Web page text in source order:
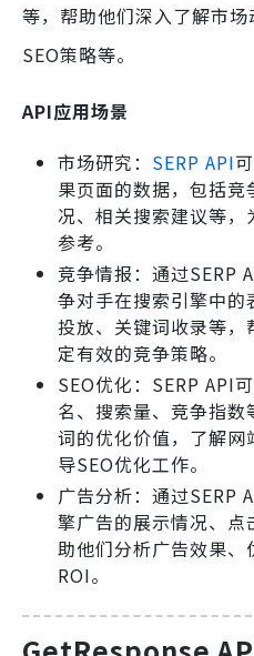
等，帮助他们深入了解市
SEO策略等。
API应用场景
市场研究： SERP API
果页面的数据，包括
况、相关搜索建议等
参考。
竞争情报：通过SERP
争对手在搜索引擎中
投放、关键词收录等
定有效的竞争策略。
SEO优化：SERP API
名、搜索量、竞争指
词的优化价值，了解
导SEO优化工作。
广告分析：通过SERP
擎广告的展示情况、
助他们分析广告效果
ROI。